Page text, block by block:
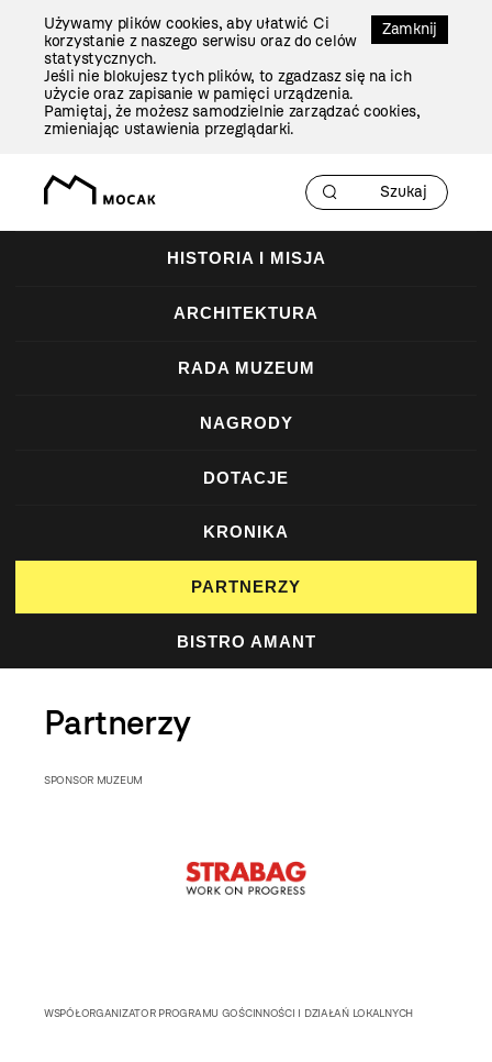
Zamknij
Używamy plików cookies, aby ułatwić Ci
korzystanie z naszego serwisu oraz do celów
statystycznych.
Jeśli nie blokujesz tych plików, to zgadzasz się na ich
użycie oraz zapisanie w pamięci urządzenia.
Pamiętaj, że możesz samodzielnie zarządzać cookies,
zmieniając ustawienia przeglądarki.
HISTORIA I MISJA
ARCHITEKTURA
RADA MUZEUM
NAGRODY
DOTACJE
KRONIKA
PARTNERZY
BISTRO AMANT
Partnerzy
SPONSOR MUZEUM
WSPÓŁORGANIZATOR PROGRAMU GOŚCINNOŚCI I DZIAŁAŃ LOKALNYCH